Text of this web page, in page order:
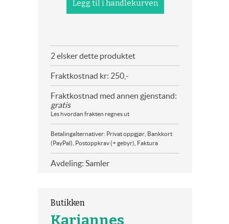
2 elsker dette produktet
Fraktkostnad kr: 250,-
Fraktkostnad med annen gjenstand:
gratis
Les hvordan frakten regnes ut
Betalingalternativer: Privat oppgjør, Bankkort
(PayPal), Postoppkrav (+ gebyr), Faktura
Avdeling: Samler
Butikken
Kariannes